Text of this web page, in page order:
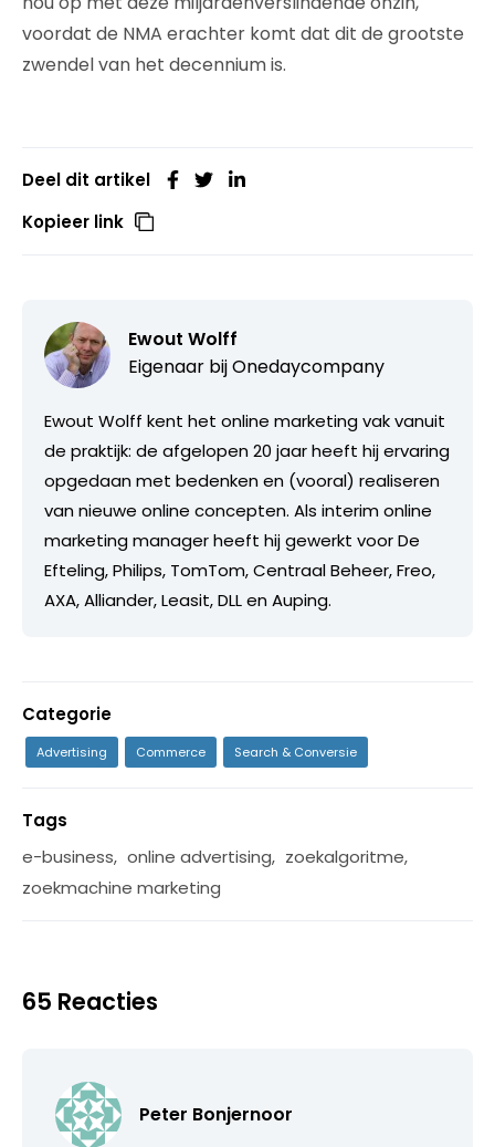
voordat de NMA erachter komt dat dit de grootste
zwendel van het decennium is.
Deel dit artikel
Kopieer link
Ewout Wolff
Eigenaar bijOnedaycompany
Ewout Wolff kent het online marketing vak vanuit
de praktijk: de afgelopen 20 jaar heeft hij ervaring
opgedaan met bedenken en (vooral) realiseren
van nieuwe online concepten. Als interim online
marketing manager heeft hij gewerkt voor De
Efteling, Philips, TomTom, Centraal Beheer, Freo,
AXA, Alliander, Leasit, DLL en Auping.
Categorie
Advertising Commerce Search & Conversie
Tags
e-business, online advertising, zoekalgoritme,
zoekmachine marketing
65 Reacties
Peter Bonjernoor